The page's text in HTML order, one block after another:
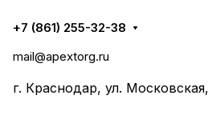
+7 (861) 255-32-38
mail@apextorg.ru
г. Краснодар, ул.